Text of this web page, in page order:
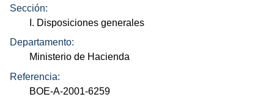
Sección:
I. Disposiciones generales
Departamento:
Ministerio de Hacienda
Referencia:
BOE-A-2001-6259